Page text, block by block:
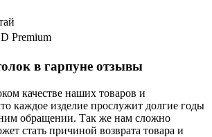
Premium
в гарпуне отзывы
качестве наших товаров и
каждое изделие прослужит долгие годы
обращении. Так же нам сложно
стать причиной возврата товара и